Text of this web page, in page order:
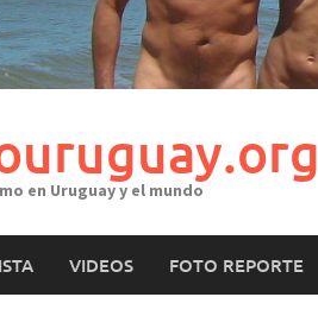
en Uruguay y el mundo
VIDEOS FOTO REPORTE